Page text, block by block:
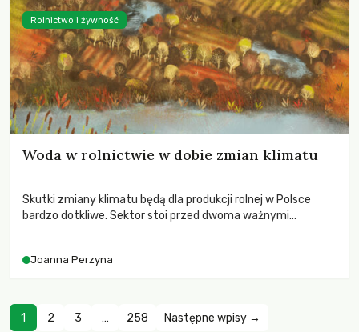
Woda w rolnictwie w dobie zmian klimatu
Skutki zmiany klimatu będą dla produkcji rolnej w Polsce
bardzo dotkliwe. Sektor stoi przed dwoma ważnymi
zachodzących zmian klimatycznych. Wymagać to będzie
Joanna Perzyna
Rolnictwo i żywność
1 2 3 … 258 Następne wpisy →